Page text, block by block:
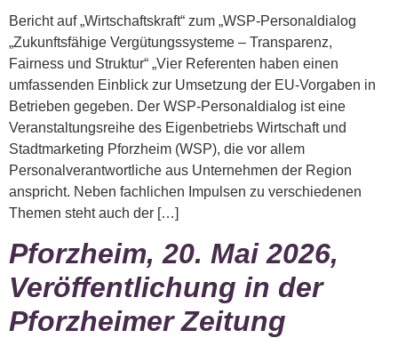
Bericht auf „Wirtschaftskraft“ zum „WSP-Personaldialog
„Zukunftsfähige Vergütungssysteme – Transparenz,
Fairness und Struktur“ „Vier Referenten haben einen
umfassenden Einblick zur Umsetzung der EU-Vorgaben in
Betrieben gegeben. Der WSP-Personaldialog ist eine
Veranstaltungsreihe des Eigenbetriebs Wirtschaft und
Stadtmarketing Pforzheim (WSP), die vor allem
Personalverantwortliche aus Unternehmen der Region
anspricht. Neben fachlichen Impulsen zu verschiedenen
Themen steht auch der […]
Pforzheim, 20. Mai 2026,
Veröffentlichung in der
Pforzheimer Zeitung